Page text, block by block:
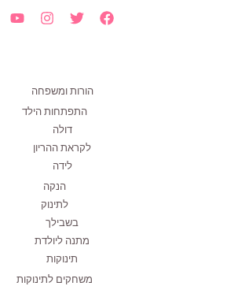
הורות ומשפחה
התפתחות הילד
דולה
לקראת ההריון
לידה
הנקה
לתינוק
בשבילך
מתנה ליולדת
תינוקות
משחקים לתינוקות